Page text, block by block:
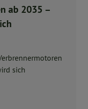
ab 2035 –
sich